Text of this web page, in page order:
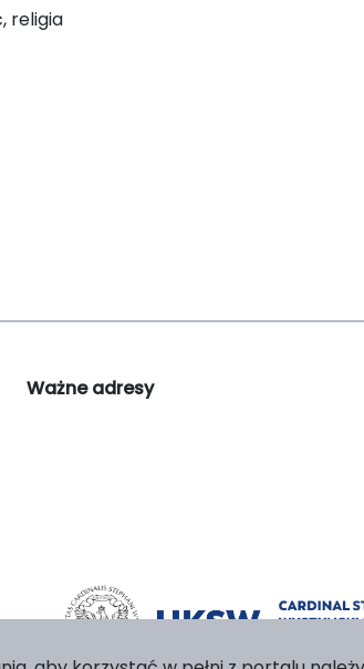
religia
Ważne adresy